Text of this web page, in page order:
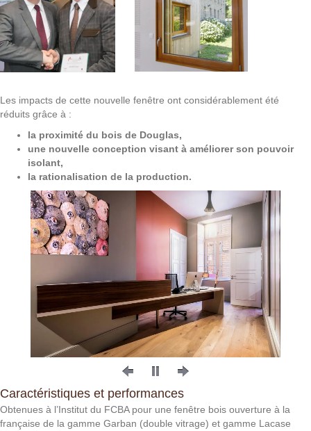
Les impacts de cette nouvelle fenêtre ont considérablement été
réduits grâce à :
la proximité du bois de Douglas,
une nouvelle conception visant à améliorer son pouvoir
isolant,
la rationalisation de la production.
Caractéristiques et performances
Obtenues à l’Institut du FCBA pour une fenêtre bois ouverture à la
française de la gamme Garban (double vitrage) et gamme Lacase